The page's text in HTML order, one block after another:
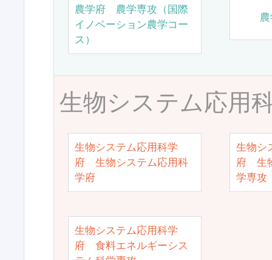
農学府 農学専攻（国際
イノベーション農学コー
ス）
生物システム応用
生物システム応用科学
府 生物システム応用科
学府
生物シ
府 生
学専攻
生物システム応用科学
府 食料エネルギーシス